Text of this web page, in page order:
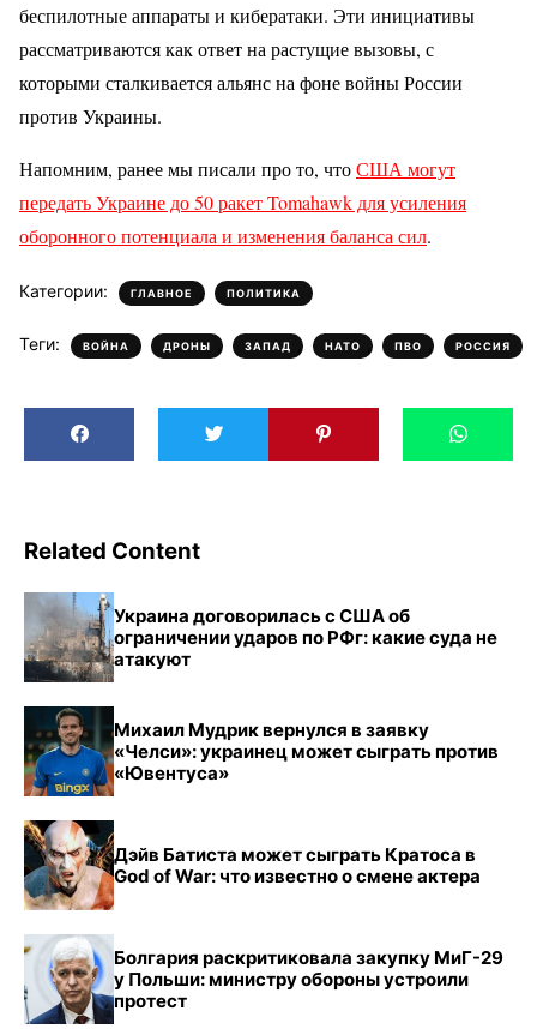
беспилотные аппараты и кибератаки. Эти инициативы
рассматриваются как ответ на растущие вызовы, с
которыми сталкивается альянс на фоне войны России
против Украины.
Напомним, ранее мы писали про то, чтоСША могут
передать Украине до 50 ракет Tomahawk для усиления
оборонного потенциала и изменения баланса сил.
Категории: ГЛАВНОЕ , ПОЛИТИКА
Теги: ВОЙНА , ДРОНЫ , ЗАПАД , НАТО , ПВО , РОССИЯ
Related Content
Украина договорилась с США об
ограничении ударов по РФг: какие суда не
атакуют
Михаил Мудрик вернулся в заявку
«Челси»: украинец может сыграть против
«Ювентуса»
Дэйв Батиста может сыграть Кратоса в
God of War: что известно о смене актера
Болгария раскритиковала закупку МиГ-29
у Польши: министру обороны устроили
протест